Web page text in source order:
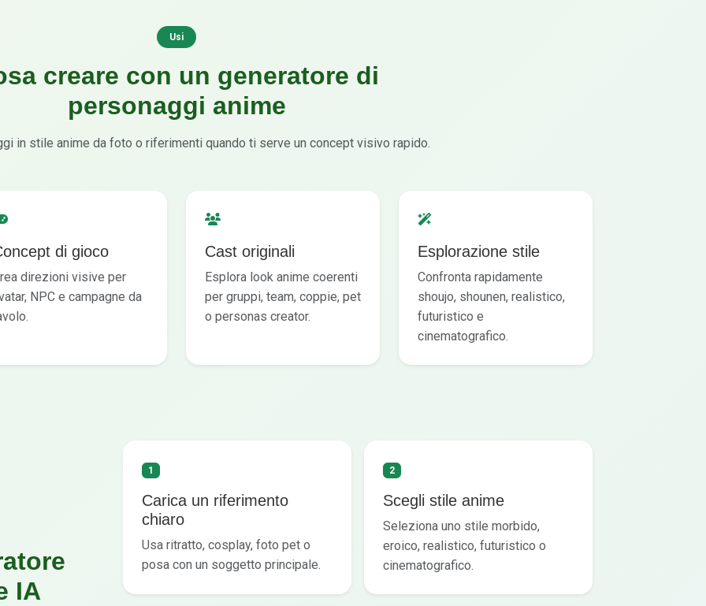
Usi
creare con un generatore di
personaggi anime
in stile anime da foto o riferimenti quando ti serve un concept visivo rapido.
di gioco
direzioni visive per
NPC e campagne da
Cast originali
Esplora look anime coerenti
per gruppi, team, coppie, pet
o personas creator.
Esplorazione stile
Confronta rapidamente
shoujo, shounen, realistico,
futuristico e
cinematografico.
IA
1
Carica un riferimento
chiaro
Usa ritratto, cosplay, foto pet o
posa con un soggetto principale.
2
Scegli stile anime
Seleziona uno stile morbido,
eroico, realistico, futuristico o
cinematografico.